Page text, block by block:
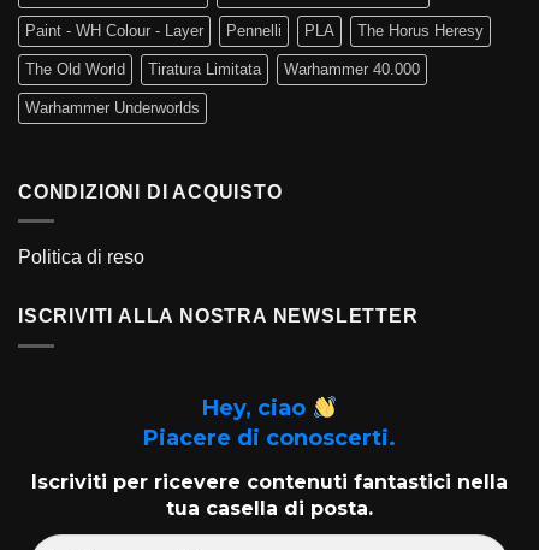
Paint - WH Colour - Layer Pennelli PLA The Horus Heresy
The Old World Tiratura Limitata Warhammer 40.000
Warhammer Underworlds
CONDIZIONI DI ACQUISTO
Politica di reso
ISCRIVITI ALLA NOSTRA NEWSLETTER
Hey, ciao
Piacere di conoscerti.
Iscriviti per ricevere contenuti fantastici nella
tua casella di posta.